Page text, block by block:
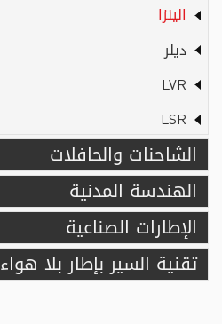
الينزا
ديلر
LVR
LSR
الشاحنات والحافلات
الهندسة المدنية
الإطارات الصناعية
تقنية السير بإطار بلا هواء